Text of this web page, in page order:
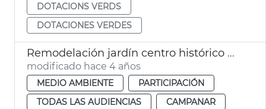
DOTACIONS VERDS
DOTACIONES VERDES
Remodelación jardín centro histórico Campanar
modificado hace 4 años
MEDIO AMBIENTE
PARTICIPACIÓN
TODAS LAS AUDIENCIAS
CAMPANAR